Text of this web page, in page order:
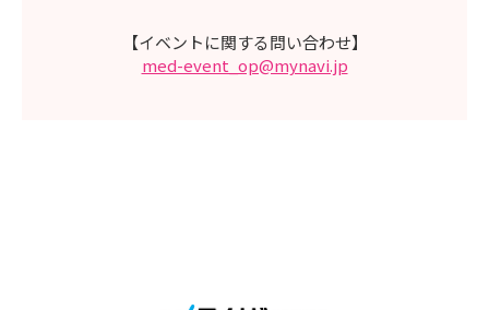
【イベントに関する問い合わせ】
med-event_op@mynavi.jp